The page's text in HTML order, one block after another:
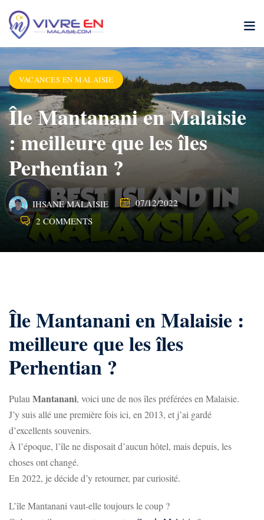
content
VACANCES EN MALAISIE
Île Mantanani en Malaisie
: meilleure que les îles
Perhentian ?
IHSANE MALAISIE
07/12/2022
2 COMMENTS
Île Mantanani en Malaisie :
meilleure que les îles
Perhentian ?
Pulau Mantanani, voici une de nos îles préférées en Malaisie.
J’y suis allé une première fois ici, en 2013, et j’ai gardé
d’excellents souvenirs.
À l’époque, l’île ne disposait d’aucun hôtel, mais depuis, les
choses ont changé.
En 2022, je décide d’y retourner, par curiosité.
L’île Mantanani vaut-elle toujours le coup ?